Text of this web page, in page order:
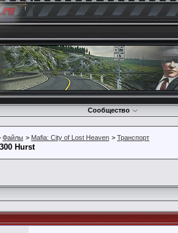
Сообщество
Файлы > Mafia: City of Lost Heaven > Транспорт
Hurst